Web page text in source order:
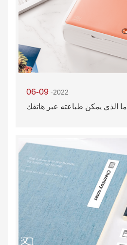
06-09 -2022
ما الذي يمكن طباعته عبر هاتفك